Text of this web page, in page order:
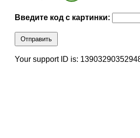
Введите код с картинки:
Отправить
Your support ID is: